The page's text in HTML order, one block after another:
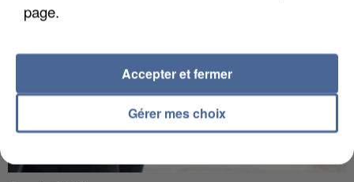
page.
Gérer mes choix
Accepter et fermer